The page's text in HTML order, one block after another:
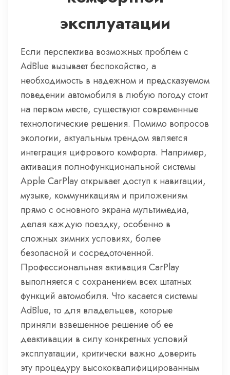
эксплуатации
Если перспектива возможных проблем с
AdBlue вызывает беспокойство, а
необходимость в надежном и предсказуемом
поведении автомобиля в любую погоду стоит
на первом месте, существуют современные
технологические решения. Помимо вопросов
экологии, актуальным трендом является
интеграция цифрового комфорта. Например,
активация полнофункциональной системы
Apple CarPlay открывает доступ к навигации,
музыке, коммуникациям и приложениям
прямо с основного экрана мультимедиа,
делая каждую поездку, особенно в
сложных зимних условиях, более
безопасной и сосредоточенной.
Профессиональная активация CarPlay
выполняется с сохранением всех штатных
функций автомобиля. Что касается системы
AdBlue, то для владельцев, которые
приняли взвешенное решение об ее
деактивации в силу конкретных условий
эксплуатации, критически важно доверить
эту процедуру высококвалифицированным